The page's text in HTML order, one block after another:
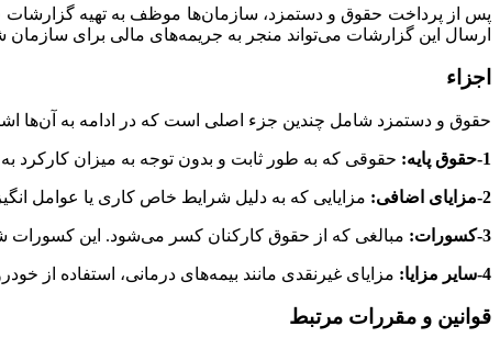
پس از پرداخت حقوق و دستمزد، سازمان‌ها موظف به تهیه گزارشات
ارسال این گزارشات می‌تواند منجر به جریمه‌های مالی برای سازمان
اجزاء
حقوق و دستمزد شامل چندین جزء اصلی است که در ادامه به آن‌ها
1-حقوق پایه: حقوقی که به طور ثابت و بدون توجه به میزان کارکرد
2-مزایای اضافی: مزایایی که به دلیل شرایط خاص کاری یا عوامل
3-کسورات: مبالغی که از حقوق کارکنان کسر می‌شود. این کسورات
4-سایر مزایا: مزایای غیرنقدی مانند بیمه‌های درمانی، استفاده از
قوانین و مقررات مرتبط